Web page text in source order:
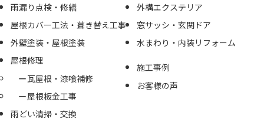
雨漏り点検・修繕
屋根カバー工法・葺き替え工事
外壁塗装・屋根塗装
屋根修理
瓦屋根・漆喰補修
屋根板金工事
雨どい清掃・交換
外構エクステリア
窓サッシ・玄関ドア
水まわり・内装リフォーム
施工事例
お客様の声